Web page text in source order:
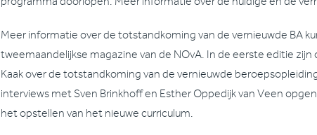
Meer informatie over de totstandkoming van de vernieuwde BA
tweemaandelijkse magazine van de NOvA. In de eerste editie
Kaak over de totstandkoming van de vernieuwde
interviews met Sven Brinkhoff en Esther Oppedijk van Veen
het opstellen van het nieuwe curriculum.